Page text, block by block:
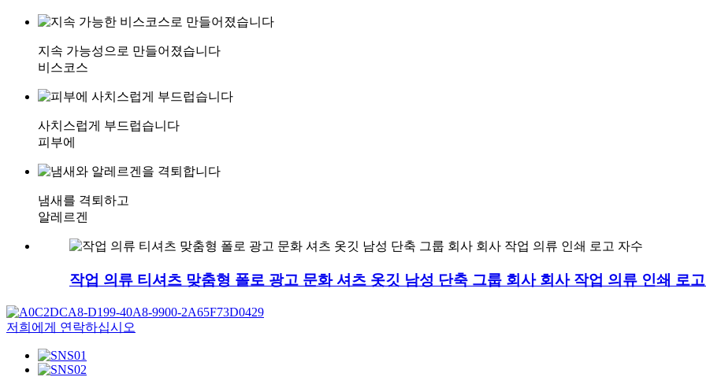
지속 가능성으로 만들어졌습니다
비스코스
사치스럽게 부드럽습니다
피부에
냄새를 격퇴하고
알레르겐
작업 의류 티셔츠 맞춤형 폴로 광고 문화 셔츠 옷깃 남성 단축 그룹 회사 회사 작업 의류 인쇄 로
저희에게 연락하십시오